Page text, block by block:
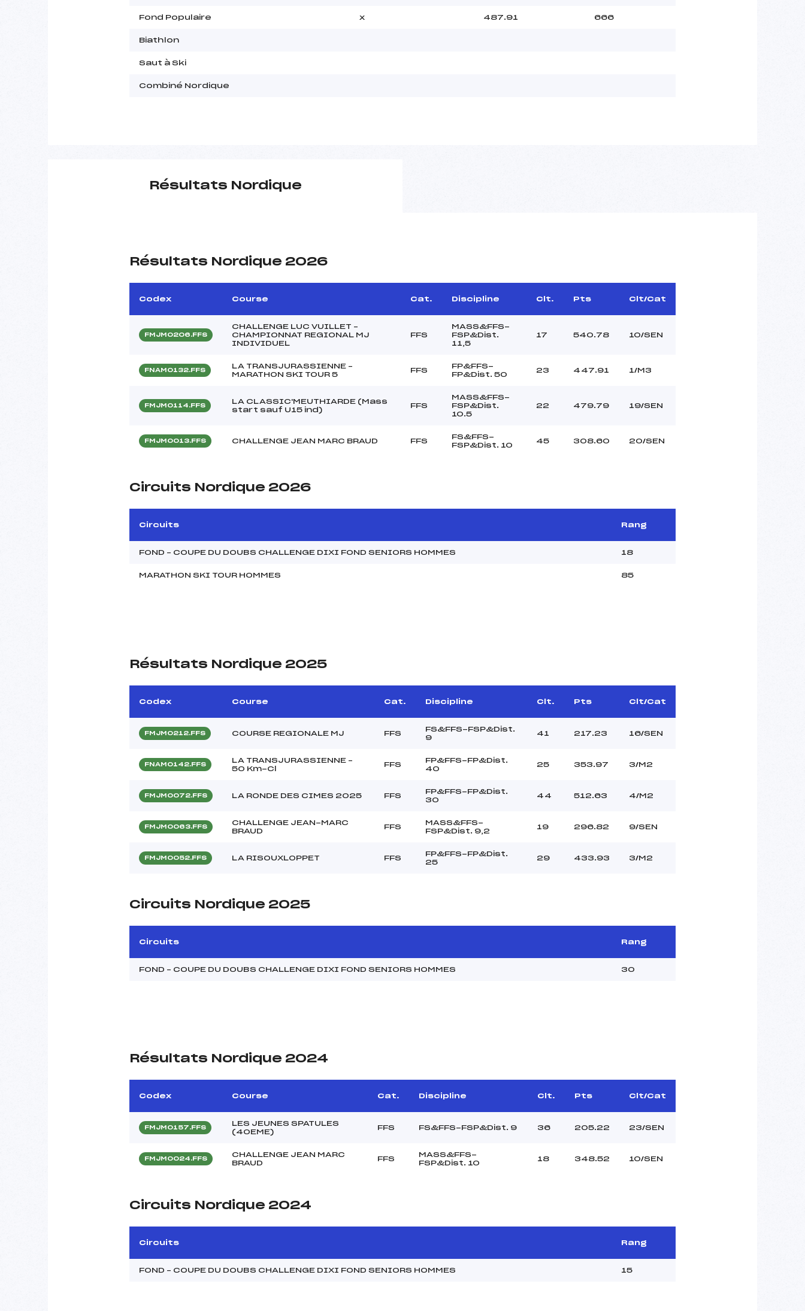
Fond Populaire x 487.91 666
Biathlon
Saut à Ski
Combiné Nordique
Résultats Nordique
Résultats Nordique 2026
Codex Course Cat. Discipline Clt. Pts Clt/Cat
FMJM0206.FFS
CHALLENGE LUC VUILLET –
CHAMPIONNAT REGIONAL MJ
INDIVIDUEL
FFS
MASS&FFS-
FSP&Dist.
11,5
17 540.78 10/SEN
FNAM0132.FFS
LA TRANSJURASSIENNE –
MARATHON SKI TOUR 5
FFS
FP&FFS-
FP&Dist. 50
23 447.91 1/M3
FMJM0114.FFS
LA CLASSIC'MEUTHIARDE (Mass
start sauf U15 ind)
FFS
MASS&FFS-
FSP&Dist.
10.5
22 479.79 19/SEN
FMJM0013.FFS CHALLENGE JEAN MARC BRAUD FFS
FS&FFS-
FSP&Dist. 10
45 308.60 20/SEN
Circuits Nordique 2026
Circuits Rang
FOND – COUPE DU DOUBS CHALLENGE DIXI FOND SENIORS HOMMES 18
MARATHON SKI TOUR HOMMES 85
Résultats Nordique 2025
Codex Course Cat. Discipline Clt. Pts Clt/Cat
FMJM0212.FFS COURSE REGIONALE MJ FFS
FS&FFS-FSP&Dist.
9
41 217.23 16/SEN
FNAM0142.FFS
LA TRANSJURASSIENNE –
50 Km-Cl
FFS
FP&FFS-FP&Dist.
40
25 353.97 3/M2
FMJM0072.FFS LA RONDE DES CIMES 2025 FFS
FP&FFS-FP&Dist.
30
44 512.63 4/M2
FMJM0063.FFS
CHALLENGE JEAN-MARC
BRAUD
FFS
MASS&FFS-
FSP&Dist. 9,2
19 296.82 9/SEN
FMJM0052.FFS LA RISOUXLOPPET FFS
FP&FFS-FP&Dist.
25
29 433.93 3/M2
Circuits Nordique 2025
Circuits Rang
FOND – COUPE DU DOUBS CHALLENGE DIXI FOND SENIORS HOMMES 30
Résultats Nordique 2024
Codex Course Cat. Discipline Clt. Pts Clt/Cat
FMJM0157.FFS
LES JEUNES SPATULES
(40EME)
FFS FS&FFS-FSP&Dist. 9 36 205.22 23/SEN
FMJM0024.FFS
CHALLENGE JEAN MARC
BRAUD
FFS
MASS&FFS-
FSP&Dist. 10
18 348.52 10/SEN
Circuits Nordique 2024
Circuits Rang
FOND – COUPE DU DOUBS CHALLENGE DIXI FOND SENIORS HOMMES 15